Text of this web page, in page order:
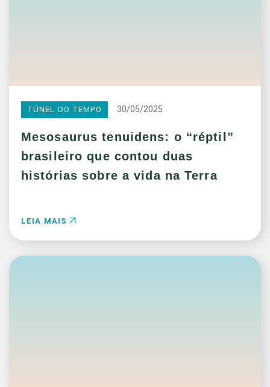
TÚNEL DO TEMPO 30/05/2025
Mesosaurus tenuidens: o “réptil”
brasileiro que contou duas
histórias sobre a vida na Terra
LEIA MAIS